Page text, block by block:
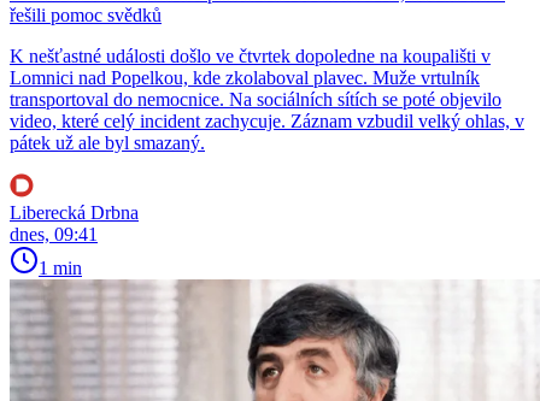
řešili pomoc svědků
K nešťastné události došlo ve čtvrtek dopoledne na koupališti v
Lomnici nad Popelkou, kde zkolaboval plavec. Muže vrtulník
transportoval do nemocnice. Na sociálních sítích se poté objevilo
video, které celý incident zachycuje. Záznam vzbudil velký ohlas, v
pátek už ale byl smazaný.
Liberecká Drbna
dnes, 09:41
1 min